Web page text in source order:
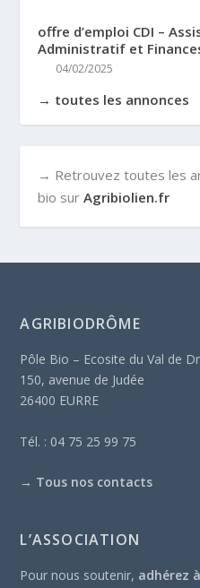
offre d’emploi CDI –
Administratif et
04/02/2025
→ toutes les annonces
→ Retrouvez toutes les
bio surAgribiolien.fr
AGRIBIODRÔME
Pôle Bio – Ecosite du Val de
150, avenue de Judée
26400 EURRE
Tél. : 04 75 25 99 75
→ Tous nos contacts
L’ASSOCIATION
Pour nous soutenir, adhérez